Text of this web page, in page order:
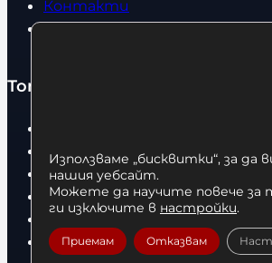
Контакти
Статии
Топ категории
Боксови чували
Боксови ръкавици
Дрехи
Детски дрехи
Суичъри
Използваме „бисквитки“, за
нашия уебсайт.
Можете да научите повече за
ги изключите в настройки.
Приемам Отказвам